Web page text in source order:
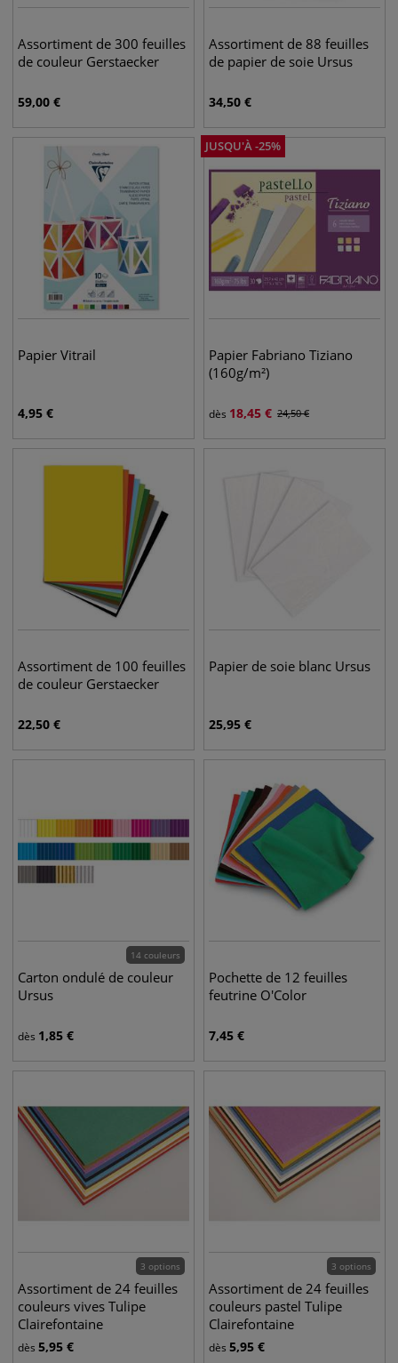
Assortiment de 300 feuilles
de couleur Gerstaecker
59,00 €
Assortiment de 88 feuilles
de papier de soie Ursus
34,50 €
Papier Vitrail
4,95 €
JUSQU'À-25%
Papier Fabriano Tiziano
(160g/m²)
dès 18,45 € 24,50€
Assortiment de 100 feuilles
de couleur Gerstaecker
22,50 €
Papier de soie blanc Ursus
25,95 €
14 couleurs
Carton ondulé de couleur
Ursus
dès 1,85 €
Pochette de 12 feuilles
feutrine O'Color
7,45 €
3 options
Assortiment de 24 feuilles
couleurs vives Tulipe
Clairefontaine
dès 5,95 €
3 options
Assortiment de 24 feuilles
couleurs pastel Tulipe
Clairefontaine
dès 5,95 €